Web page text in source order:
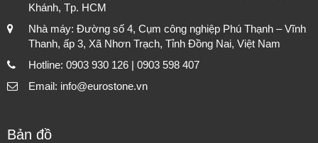
Khánh, Tp. HCM
Nhà máy: Đường số 4, Cụm công nghiệp Phú Thạnh – Vĩnh
Thanh, ấp 3, Xã Nhơn Trạch, Tỉnh Đồng Nai, Việt Nam
Hotline: 0903 930 126 | 0903 598 407
Email: info@eurostone.vn
Bản đồ